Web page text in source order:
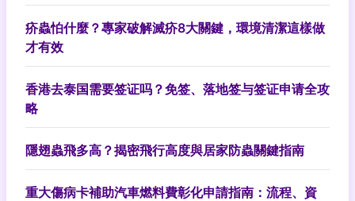
疥蟲怕什麼？專家破解滅疥8大關鍵，環境清潔這樣做
才有效
香港去泰国需要签证吗？免签、落地签与签证申请全攻
略
隱翅蟲飛多高？揭密飛行高度與居家防蟲關鍵指南
重大傷病卡補助汽車燃料費彰化申請指南：流程、資